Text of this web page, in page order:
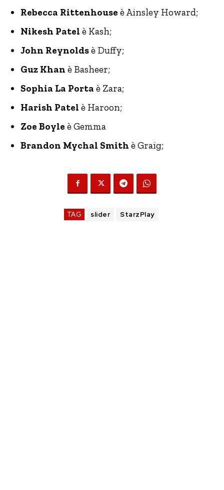
Rebecca Rittenhouse è Ainsley Howard;
Nikesh Patel è Kash;
John Reynoldsè Duffy;
Guz Khan è Basheer;
Sophia La Porta è Zara;
Harish Patel è Haroon;
Zoe Boyle è Gemma
Brandon Mychal Smith è Graig;
TAG slider StarzPlay